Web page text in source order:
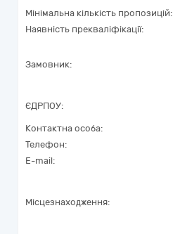
Мінімальна кількість пропозицій:
Наявність прекваліфікації:
Замовник:
ЄДРПОУ:
Контактна особа:
Телефон:
E-mail:
Місцезнаходження: